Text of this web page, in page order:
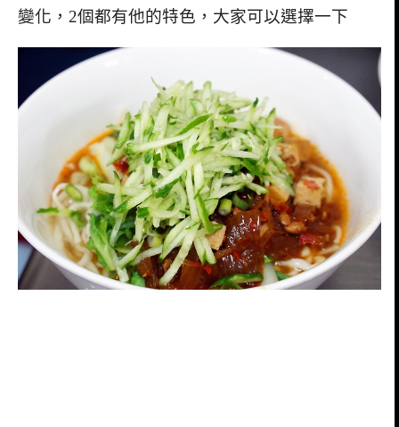
變化，2個都有他的特色，大家可以選擇一下